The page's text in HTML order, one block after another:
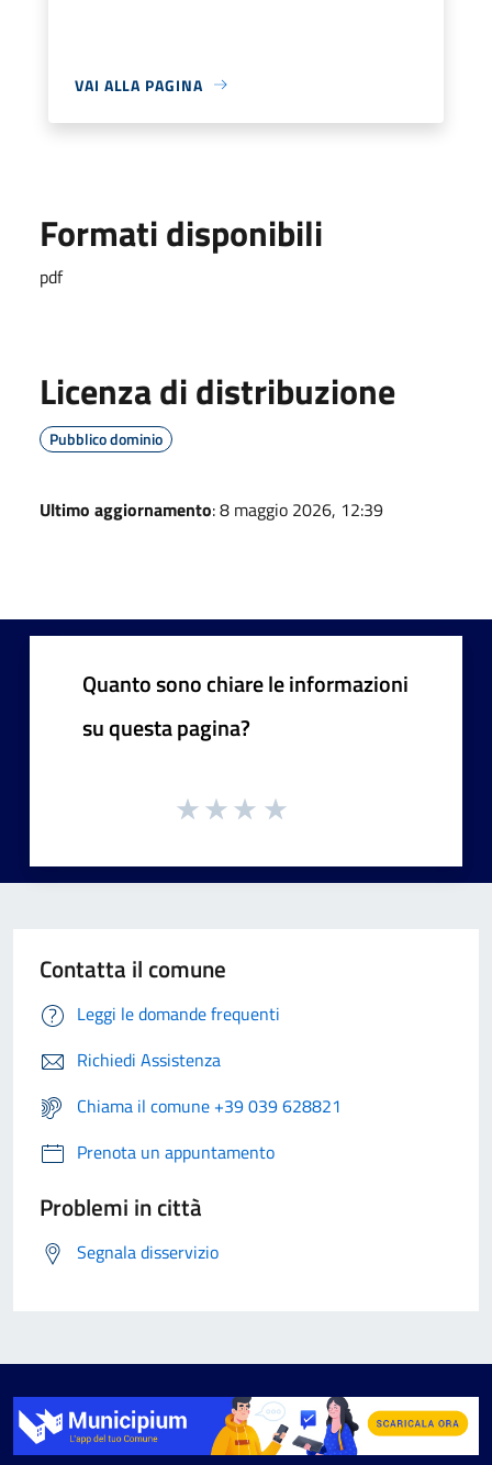
VAI ALLA PAGINA
Formati disponibili
pdf
Licenza di distribuzione
Pubblico dominio
Ultimo aggiornamento: 8 maggio 2026, 12:39
Quanto sono chiare le informazioni
su questa pagina?
Contatta il comune
Leggi le domande frequenti
Richiedi Assistenza
Chiama il comune +39 039 628821
Prenota un appuntamento
Problemi in città
Segnala disservizio